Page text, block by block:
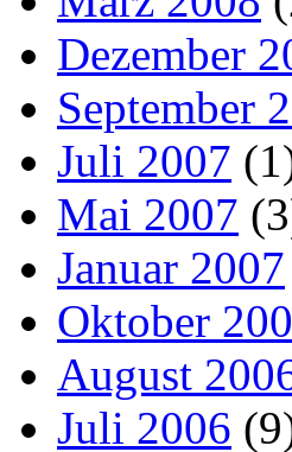
Dezember
September
Juli 2007
Mai 2007
Januar 2007
Oktober
August
Juli 2006